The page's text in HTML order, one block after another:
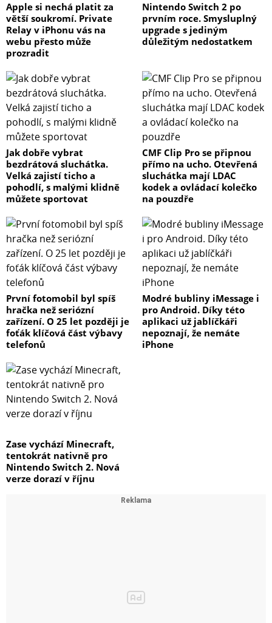
Apple si nechá platit za
větší soukromí. Private
Relay v iPhonu vás na
webu přesto může
prozradit
Nintendo Switch 2 po
prvním roce. Smysluplný
upgrade s jediným
důležitým nedostatkem
Jak dobře vybrat
bezdrátová sluchátka.
Velká zajistí ticho a
pohodlí, s malými klidně
můžete sportovat
CMF Clip Pro se připnou
přímo na ucho. Otevřená
sluchátka mají LDAC
kodek a ovládací kolečko
na pouzdře
První fotomobil byl spíš
hračka než seriózní
zařízení. O 25 let později je
foťák klíčová část výbavy
telefonů
Modré bubliny iMessage i
pro Android. Díky této
aplikaci už jablíčkáři
nepoznají, že nemáte
iPhone
Zase vychází Minecraft,
tentokrát nativně pro
Nintendo Switch 2. Nová
verze dorazí v říjnu